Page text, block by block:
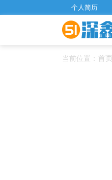
个人简历
当前位置： 首页